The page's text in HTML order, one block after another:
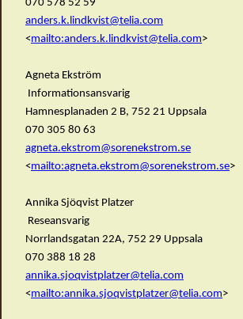
070 578 52 59
anders.k.lindkvist@telia.com
<mailto:anders.k.lindkvist@telia.com>
Agneta Ekström
Informationsansvarig
Hamnesplanaden 2 B, 752 21 Uppsala
070 305 80 63
agneta.ekstrom@sorenekstrom.se
<mailto:agneta.ekstrom@sorenekstrom.se>
Annika Sjöqvist Platzer
Reseansvarig
Norrlandsgatan 22A, 752 29 Uppsala
070 388 18 28
annika.sjoqvistplatzer@telia.com
<mailto:annika.sjoqvistplatzer@telia.com>